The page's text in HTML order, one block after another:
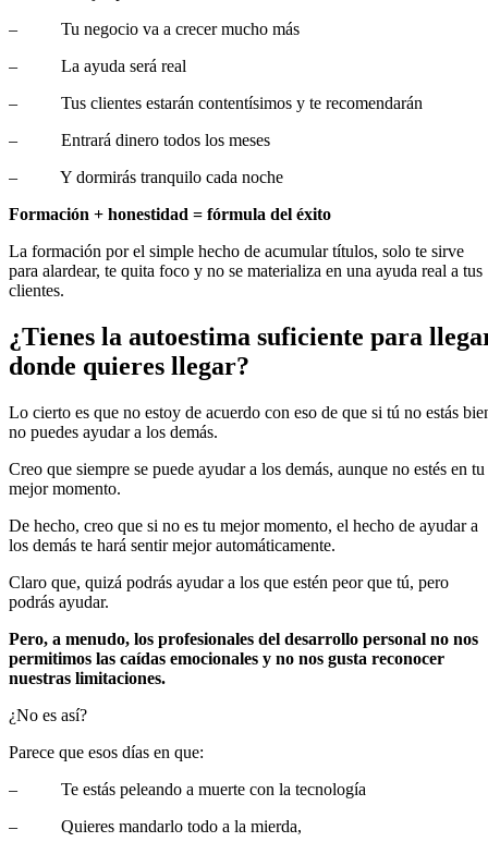
– Tu negocio va a crecer mucho más
– La ayuda será real
– Tus clientes estarán contentísimos y te recomendarán
– Entrará dinero todos los meses
– Y dormirás tranquilo cada noche
Formación + honestidad = fórmula del éxito
La formación por el simple hecho de acumular títulos, solo te sirve
para alardear, te quita foco y no se materializa en una ayuda real a tus
clientes.
¿Tienes la autoestima suficiente para
donde quieres llegar?
Lo cierto es que no estoy de acuerdo con eso de que si tú no estás
no puedes ayudar a los demás.
Creo que siempre se puede ayudar a los demás, aunque no estés en tu
mejor momento.
De hecho, creo que si no es tu mejor momento, el hecho de ayudar a
los demás te hará sentir mejor automáticamente.
Claro que, quizá podrás ayudar a los que estén peor que tú, pero
podrás ayudar.
Pero, a menudo, los profesionales del desarrollo personal no nos
permitimos las caídas emocionales y no nos gusta reconocer
nuestras limitaciones.
¿No es así?
Parece que esos días en que:
– Te estás peleando a muerte con la tecnología
– Quieres mandarlo todo a la mierda,